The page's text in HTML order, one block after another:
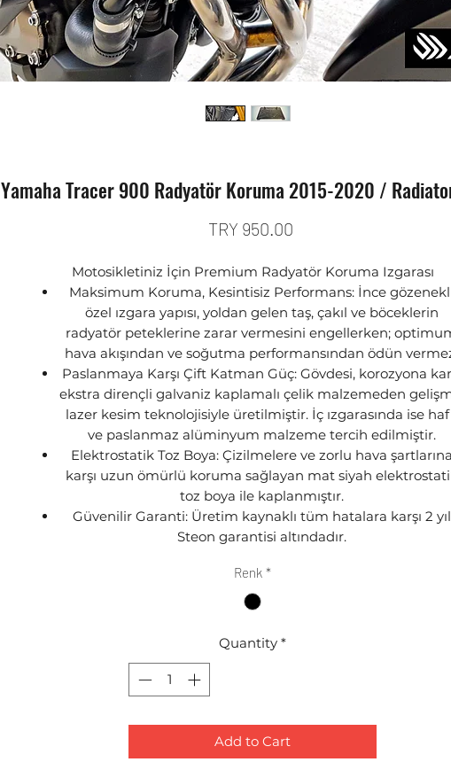
Yamaha Tracer 900 Radyatör Koruma 2015-2020 /
TRY 950.00Price
Motosikletiniz İçin Premium Radyatör Koruma Izgarası
Maksimum Koruma, Kesintisiz Performans: İnce
özel ızgara yapısı, yoldan gelen taş, çakıl ve böceklerin
radyatör peteklerine zarar vermesini engellerken;
hava akışından ve soğutma performansından ödün
Paslanmaya Karşı Çift Katman Güç: Gövdesi, korozyona
ekstra dirençli galvaniz kaplamalı çelik malzemeden
lazer kesim teknolojisiyle üretilmiştir. İç ızgarasında ise
ve paslanmaz alüminyum malzeme tercih edilmiştir.
Elektrostatik Toz Boya: Çizilmelere ve zorlu hava şartlarına
karşı uzun ömürlü koruma sağlayan mat siyah
toz boya ile kaplanmıştır.
Güvenilir Garanti: Üretim kaynaklı tüm hatalara karşı 2 yıl
Steon garantisi altındadır.
Renk *
Quantity *
Add to Cart